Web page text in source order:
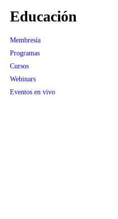
Educación
Membresía
Programas
Cursos
Webinars
Eventos en vivo